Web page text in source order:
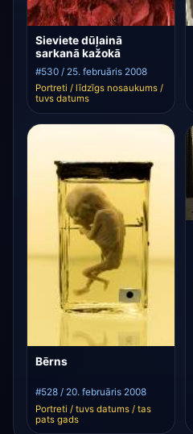
Sieviete dūļainā
sarkanā kažokā
#530 / 25. februāris 2008
Portreti / līdzīgs nosaukums /
tuvs datums
Bērns
#528 / 20. februāris 2008
Portreti / tuvs datums / tas
pats gads